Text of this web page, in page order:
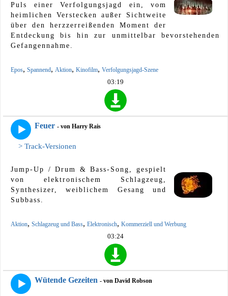
Puls einer Verfolgungsjagd ein, vom
heimlichen Verstecken außer Sichtweite
über den herzzerreißenden Moment der
Entdeckung bis hin zur unmittelbar bevorstehenden
Gefangennahme.
Epos, Spannend, Aktion, Kinofilm, Verfolgungsjagd-Szene
03:19
Feuer - von Harry Rais
> Track-Versionen
Jump-Up / Drum & Bass-Song, gespielt
von elektronischem Schlagzeug,
Synthesizer, weiblichem Gesang und
Subbass.
Aktion, Schlagzeug und Bass, Elektronisch, Kommerziell und Werbung
03:24
Wütende Gezeiten - von David Robson